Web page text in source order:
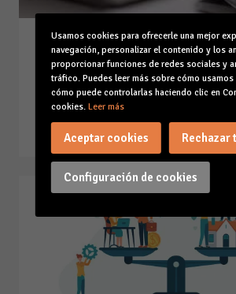
C07/IGU/2025 – El
y/o el acoso sexual o
de sexo en el ámbito
14-07-25
Leer la noticia
Usamos cookies para ofrecerle una mejor
navegación, personalizar el contenido y los
proporcionar funciones de redes sociales y
tráfico. Puedes leer más sobre cómo
cómo puede controlarlas haciendo clic en
cookies. Leer más
Configuración de cookies
Aceptar cookies Rechazar